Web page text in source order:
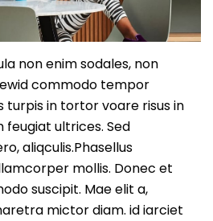
non enim sodales, non
commodo tempor
turpis in tortor voare risus in
feugiat ultrices. Sed
aliqculis.Phasellus
mollis. Donec et
suscipit. Mae elit a,
mictor diam. id iarciet